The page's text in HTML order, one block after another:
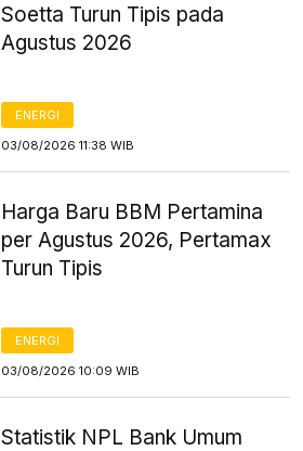
Soetta Turun Tipis pada
Agustus 2026
ENERGI
03/08/2026 11:38 WIB
Harga Baru BBM Pertamina
per Agustus 2026, Pertamax
Turun Tipis
ENERGI
03/08/2026 10:09 WIB
Statistik NPL Bank Umum